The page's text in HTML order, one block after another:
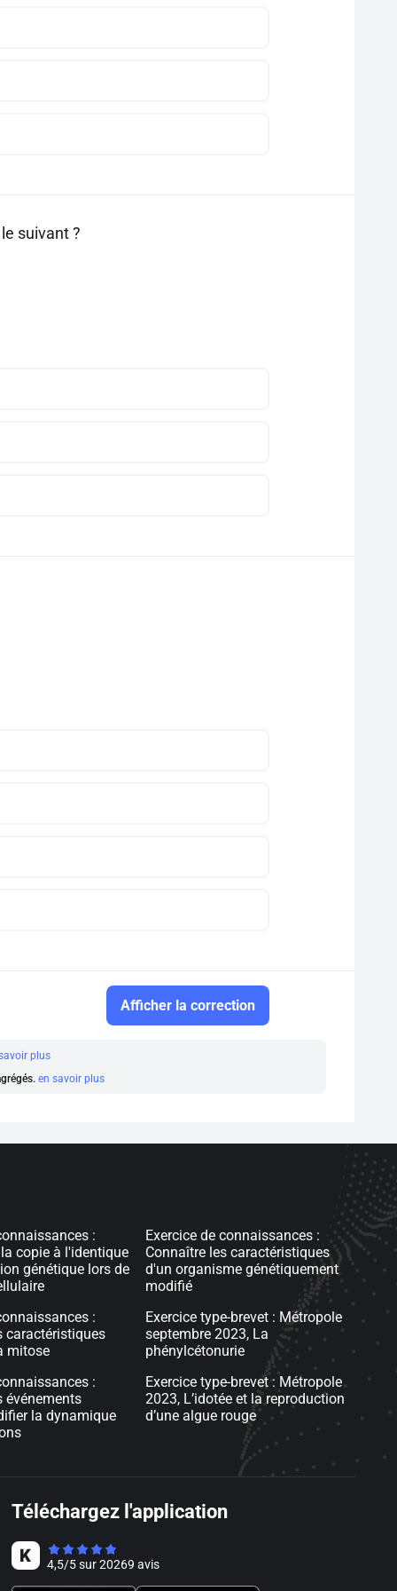
suivant ?
Afficher la correction
plus
en savoir plus
:
copie à l'identique
génétique lors de
:
caractéristiques
mitose
:
événements
la dynamique
Exercice de connaissances :
Connaître les caractéristiques
d'un organisme génétiquement
modifié
Exercice type-brevet : Métropole
septembre 2023, La
phénylcétonurie
Exercice type-brevet : Métropole
2023, L’idotée et la reproduction
d’une algue rouge
Téléchargez l'application
4,5/5sur20269 avis